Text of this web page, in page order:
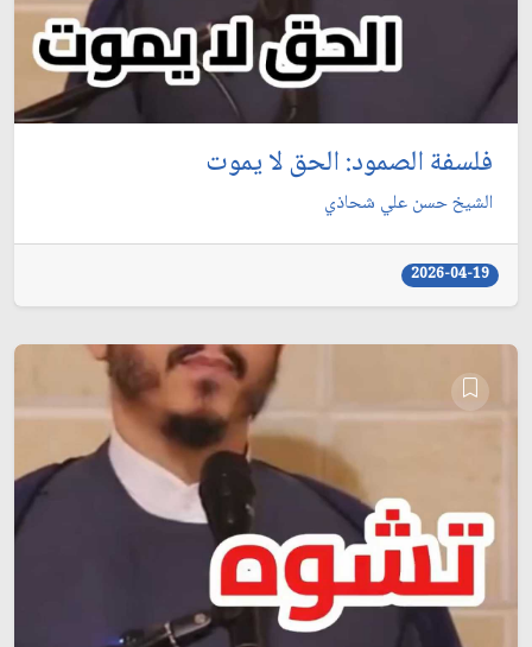
فلسفة الصمود: الحق لا يموت
الشيخ حسن علي شحاذي
2026-04-19